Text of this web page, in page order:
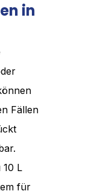
in
Fällen
L
für